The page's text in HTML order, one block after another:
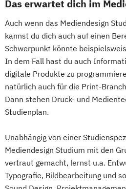
Das erwartet dich im
Auch wenn das Mediendesign
kannst du dich auch auf einen
Schwerpunkt könnte
In dem Fall hast du auch
digitale Produkte zu
natürlich auch für die Print-
Dann stehen Druck- und
Studienplan.
Unabhängig von einer
Mediendesign Studium mit den
vertraut gemacht, lernst u.a.
Typografie, Bildbearbeitung und